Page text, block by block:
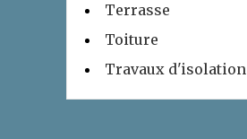
Terrasse
Toiture
Travaux d'isolation